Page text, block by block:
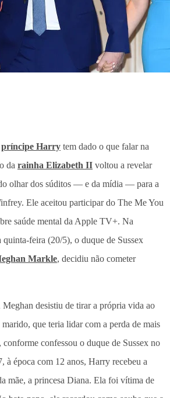
príncipe Harry tem dado o que falar na
da rainha Elizabeth II voltou a revelar
olhar dos súditos — e da mídia — para a
Ele aceitou participar do The Me You
saúde mental da Apple TV+. Na
quinta-feira (20/5), o duque de Sussex
Markle, decidiu não cometer
desistiu de tirar a própria vida ao
que teria lidar com a perda de mais
confessou o duque de Sussex no
à época com 12 anos, Harry recebeu a
mãe, a princesa Diana. Ela foi vítima de